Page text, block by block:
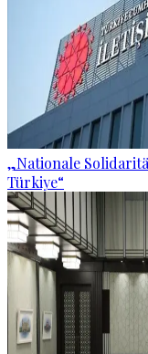
„Nationale
Türkiye“